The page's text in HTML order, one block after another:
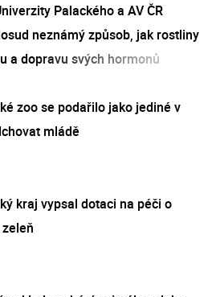
Palackého a AV ČR
neznámý způsob, jak rostliny
a dopravu svých hormonů
zoo se podařilo jako jediné v
mládě
kraj vypsal dotaci na péči o